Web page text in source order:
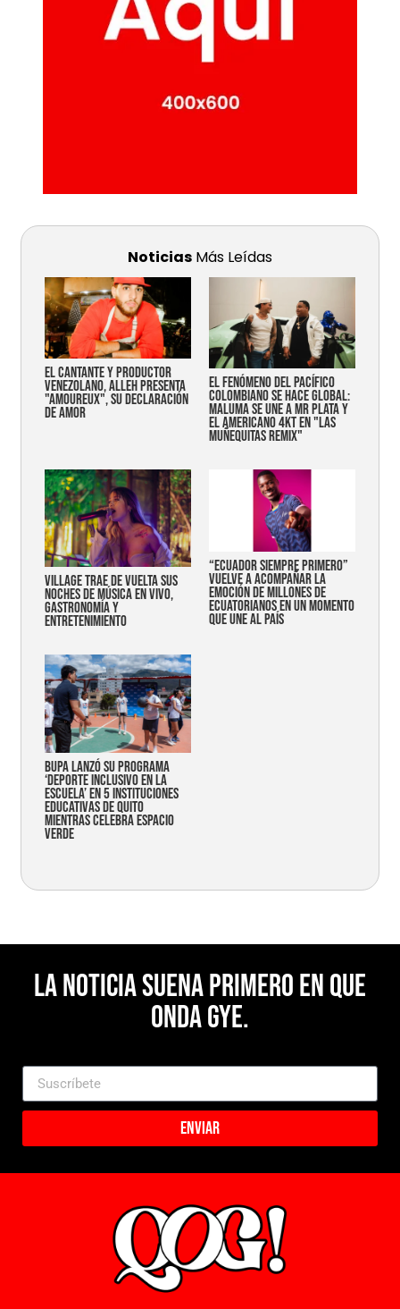
Noticias Más Leídas
EL CANTANTE Y PRODUCTOR
VENEZOLANO, ALLEH PRESENTA
"AMOUREUX", SU DECLARACIÓN
DE AMOR
EL FENÓMENO DEL PACÍFICO
COLOMBIANO SE HACE GLOBAL:
MALUMA SE UNE A MR PLATA Y
EL AMERICANO 4KT EN "LAS
MUÑEQUITAS REMIX"
Village trae de vuelta sus
noches de música en vivo,
gastronomía y
entretenimiento
“Ecuador siempre primero”
vuelve a acompañar la
emoción de millones de
ecuatorianos en un momento
que une al país
Bupa lanzó su programa
‘Deporte Inclusivo en la
Escuela’ en 5 instituciones
educativas de Quito
mientras celebra espacio
verde
La noticia suena primero en Que
Onda Gye.
Enviar